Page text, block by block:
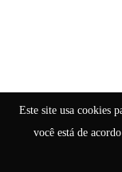
Este site usa cookies
você está de